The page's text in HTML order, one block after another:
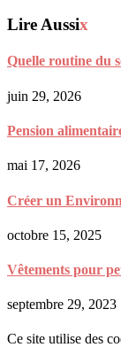
Lire Aussix
Quelle routine du
juin 29, 2026
Pension
mai 17, 2026
Créer un
octobre 15, 2025
Vêtements pour
septembre 29, 2023
Ce site utilise des